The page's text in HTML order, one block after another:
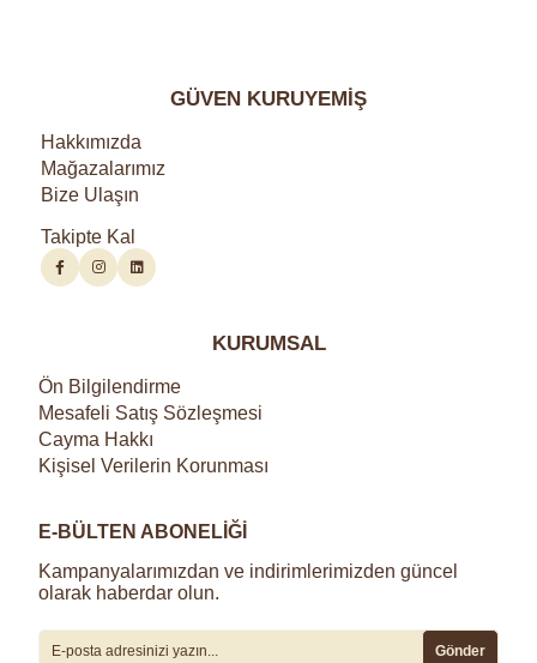
GÜVEN KURUYEMİŞ
Hakkımızda
Mağazalarımız
Bize Ulaşın
Takipte Kal
KURUMSAL
Ön Bilgilendirme
Mesafeli Satış Sözleşmesi
Cayma Hakkı
Kişisel Verilerin Korunması
E-BÜLTEN ABONELİĞİ
Kampanyalarımızdan ve indirimlerimizden güncel
olarak haberdar olun.
Gönder